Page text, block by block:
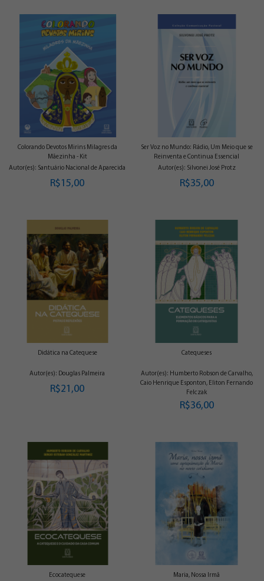
Colorando Devotos Mirins Milagres da
Mãezinha - Kit
Autor(es): Santuário Nacional de Aparecida
R$15,00
Ser Voz no Mundo: Rádio, Um Meio que se
Reinventa e Continua Essencial
Autor(es): Silvonei José Protz
R$35,00
Didática na Catequese
Autor(es): Douglas Palmeira
R$21,00
Catequeses
Autor(es): Humberto Robson de Carvalho,
Caio Henrique Esponton, Eliton Fernando
Felczak
R$36,00
Ecocatequese Maria, Nossa Irmã